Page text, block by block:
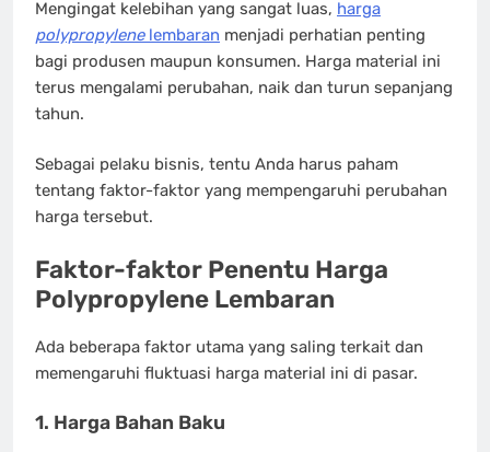
Mengingat kelebihan yang sangat luas, harga
polypropylene lembaran menjadi perhatian penting
bagi produsen maupun konsumen. Harga material ini
terus mengalami perubahan, naik dan turun sepanjang
tahun.
Sebagai pelaku bisnis, tentu Anda harus paham
tentang faktor-faktor yang mempengaruhi perubahan
harga tersebut.
Faktor-faktor Penentu Harga
Polypropylene Lembaran
Ada beberapa faktor utama yang saling terkait dan
memengaruhi fluktuasi harga material ini di pasar.
1. Harga Bahan Baku